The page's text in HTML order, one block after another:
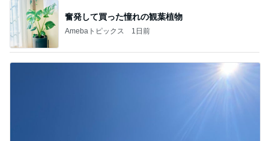
奮発して買った憧れの観葉植物
Amebaトピックス 1日前